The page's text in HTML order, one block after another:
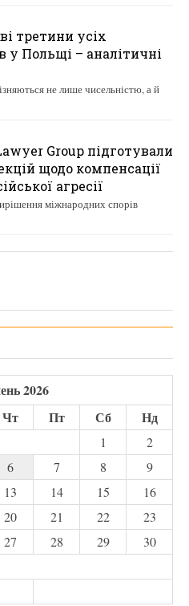
третини усіх
у Польщі – аналітичні
не лише чисельністю, а й
Group підготували
щодо компенсації
агресії
міжнародних спорів
2026
Чт Пт Сб Нд
1
2
6 7 8
9
13 14 15
16
20 21 22
23
27 28 29
30